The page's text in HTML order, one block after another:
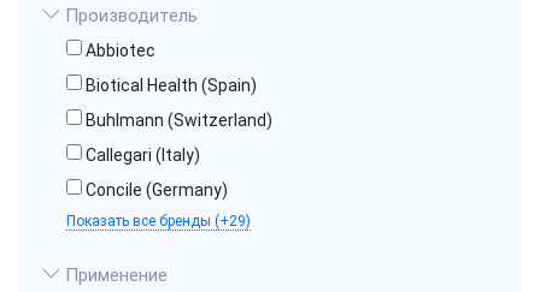
Производитель
Abbiotec
Biotical Health (Spain)
Buhlmann (Switzerland)
Callegari (Italy)
Concile (Germany)
Показать все бренды (+29)
Применение